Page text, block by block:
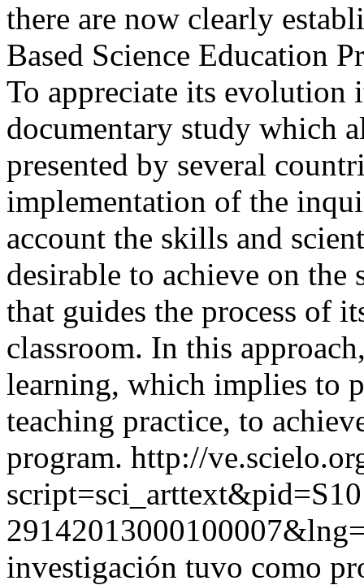
there are now clearly
Based Science Education
To appreciate its evolution
documentary study which
presented by several
implementation of the
account the skills and
desirable to achieve on
that guides the process of
classroom. In this
learning, which implies to
teaching practice, to
program. http://
investigación tuvo como